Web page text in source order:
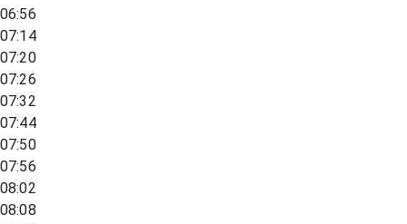
06:56
07:14
07:20
07:26
07:32
07:44
07:50
07:56
08:02
08:08